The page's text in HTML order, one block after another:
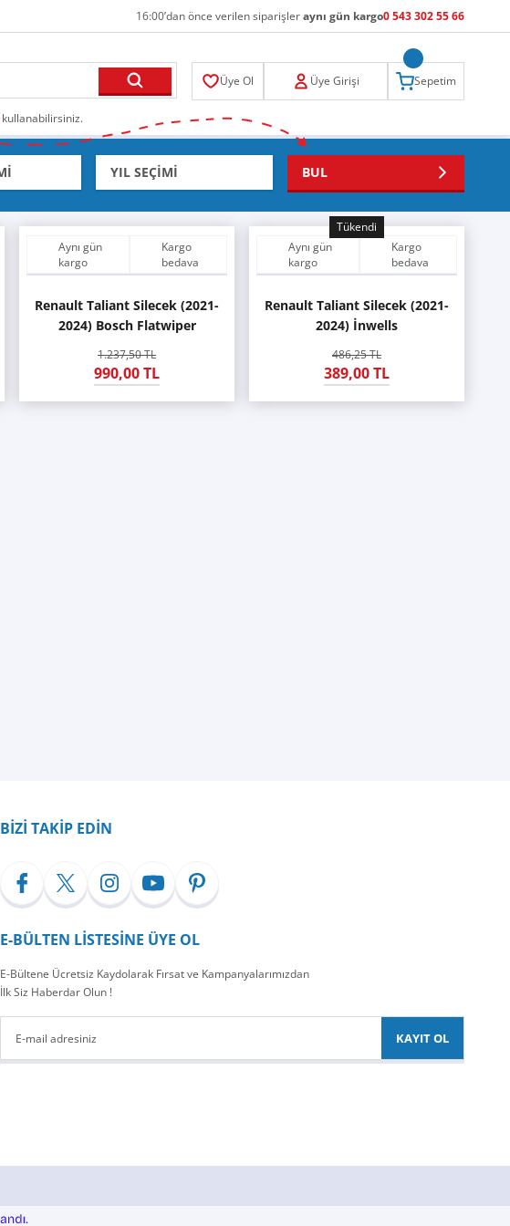
16:00’dan önce verilen siparişleraynı gün kargo0 543 302 55 66
kullanabilirsiniz.
Üye Ol Üye Girişi Sepetim
BUL
Aynı gün
kargo
Kargo
bedava
Renault Taliant Silecek (2021-
2024) Bosch Flatwiper
1.237,50 TL
990,00 TL
Tükendi
Aynı gün
kargo
Kargo
bedava
Renault Taliant Silecek (2021-
2024) İnwells
486,25 TL
389,00 TL
BİZİ TAKİP EDİN
E-BÜLTEN LİSTESİNE ÜYE OL
E-Bültene Ücretsiz Kaydolarak Fırsat ve Kampanyalarımızdan
İlk Siz Haberdar Olun !
KAYIT OL